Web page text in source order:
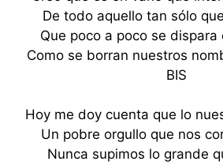
De todo aquello tan sólo
Que poco a poco se
Como se borran nuestros
BIS
Hoy me doy cuenta que lo
Un pobre orgullo que nos
Nunca supimos lo grande